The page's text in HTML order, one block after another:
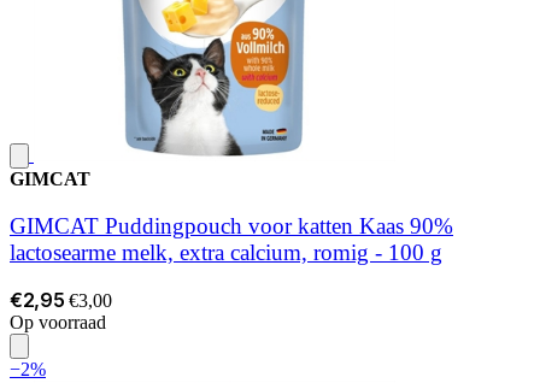
GIMCAT
GIMCAT Puddingpouch voor katten Kaas 90%
lactosearme melk, extra calcium, romig - 100 g
€2,95 €3,00
Op voorraad
−2%